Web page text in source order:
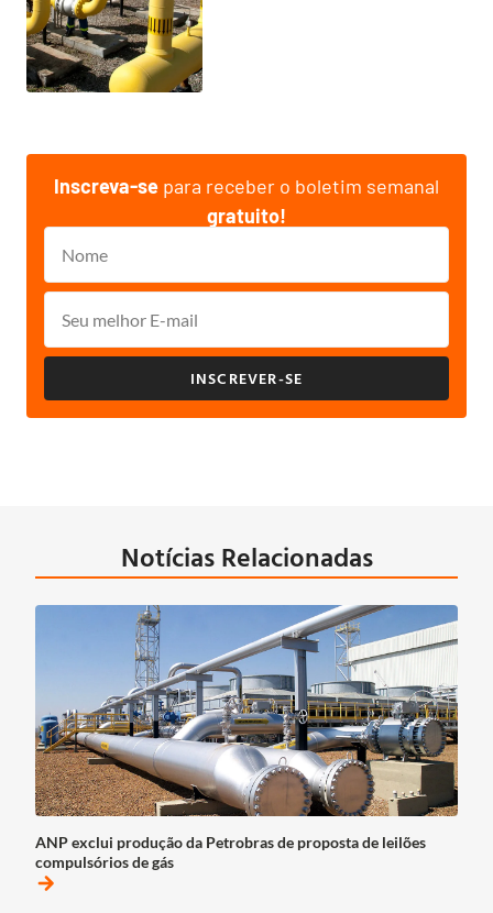
Inscreva-se para receber o boletim semanal
gratuito!
INSCREVER-SE
Notícias Relacionadas
ANP exclui produção da Petrobras de proposta de leilões
compulsórios de gás
arrow_forward